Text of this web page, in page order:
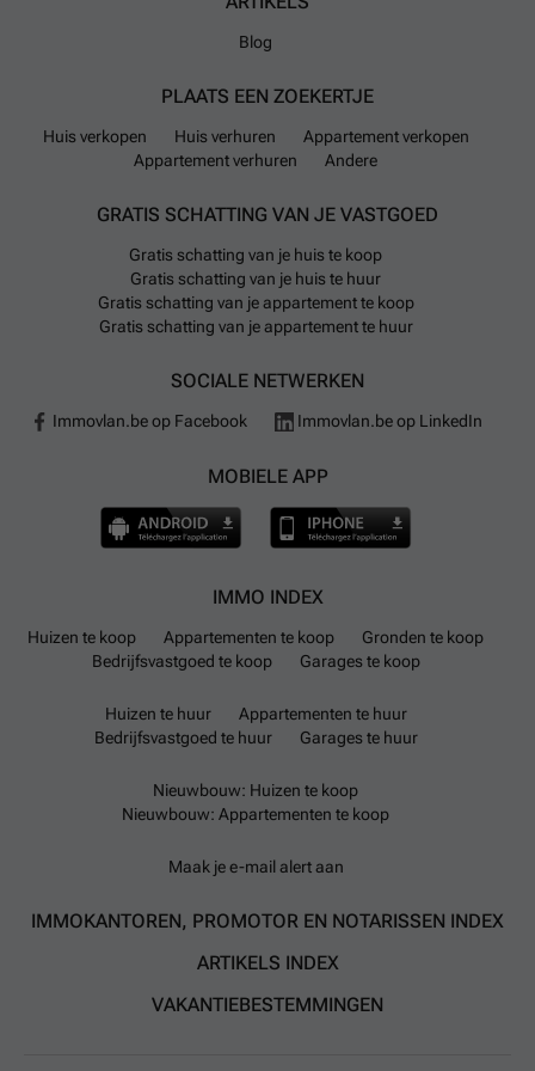
Blog
PLAATS EEN ZOEKERTJE
Huis verkopen Huis verhuren
Appartement verkopen
Appartement verhuren
Andere
GRATIS SCHATTING VAN JE VASTGOED
Gratis schatting van je huis te koop
Gratis schatting van je huis te huur
Gratis schatting van je appartement te koop
Gratis schatting van je appartement te huur
SOCIALE NETWERKEN
Immovlan.be op Facebook Immovlan.be op LinkedIn
MOBIELE APP
IMMO INDEX
Huizen te koop Appartementen te koop
Gronden te koop
Bedrijfsvastgoed te koop
Garages te koop
Huizen te huur
Appartementen te huur
Bedrijfsvastgoed te huur
Garages te huur
Nieuwbouw: Huizen te koop
Nieuwbouw: Appartementen te koop
Maak je e-mail alert aan
IMMOKANTOREN, PROMOTOR EN NOTARISSEN INDEX
ARTIKELS INDEX
VAKANTIEBESTEMMINGEN